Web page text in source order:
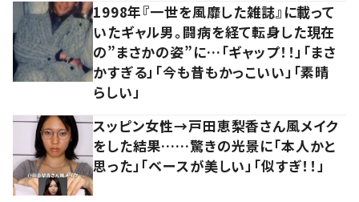
1998年『一世を風靡した雑誌』に載って
いたギャル男。闘病を経て転身した現在
の”まさかの姿”に…「ギャップ！！」「まさ
かすぎる」「今も昔もかっこいい」「素晴
らしい」
スッピン女性→戸田恵梨香さん風メイク
をした結果……驚きの光景に「本人かと
思った」「ベースが美しい」「似すぎ！！」